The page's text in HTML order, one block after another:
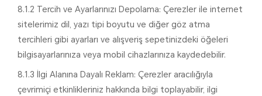
8.1.2 Tercih ve Ayarlarınızı Depolama: Çerezler ile internet
sitelerimiz dil, yazı tipi boyutu ve diğer göz atma
tercihleri gibi ayarları ve alışveriş sepetinizdeki öğeleri
bilgisayarlarınıza veya mobil cihazlarınıza kaydedebilir.
8.1.3 İlgi Alanına Dayalı Reklam: Çerezler aracılığıyla
çevrimiçi etkinlikleriniz hakkında bilgi toplayabilir, ilgi